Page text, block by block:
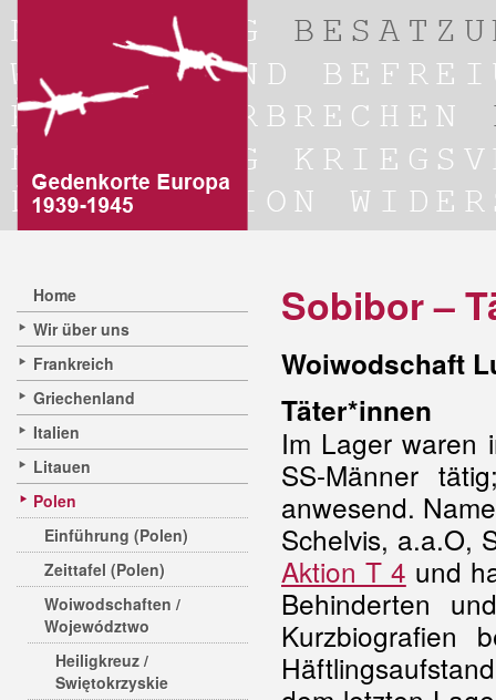
Home
Wir über uns
Frankreich
Griechenland
Italien
Litauen
Polen
Einführung (Polen)
Zeittafel (Polen)
Woiwodschaften /
Województwo
Heiligkreuz /
Swiętokrzyskie
Sobibor –
Woiwodschaft
Täter*innen
Im Lager waren
SS-Männer
anwesend.
Schelvis, a.a.O,
Aktion T 4 und
Behinderten
Kurzbiografien